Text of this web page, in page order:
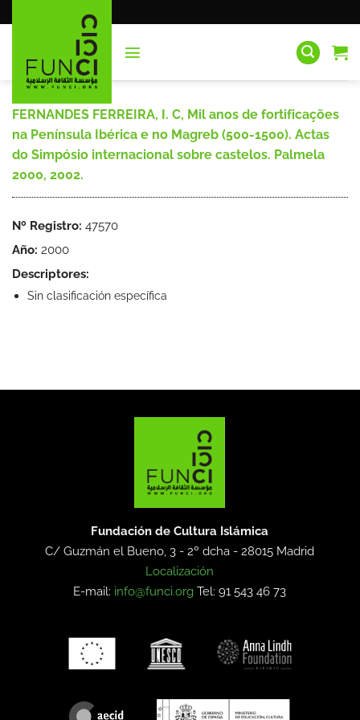
al
FERNANDES FERREIRA, I. C, Mil anos de fortificações
na Península Ibérica e no Magreb (500-1500). Actas
do Simpósio internacional sobre castelos. Palmela
2000, 2002.
Nº Registro: 47570
Año: 2000
Descriptores:
Sin clasificación específica
Fundación de Cultura Islámica
C/ Guzmán el Bueno, 3 - 2º dcha -28015 Madrid
Localización
E-mail: info@funci.org Tel: 91 543 46 73